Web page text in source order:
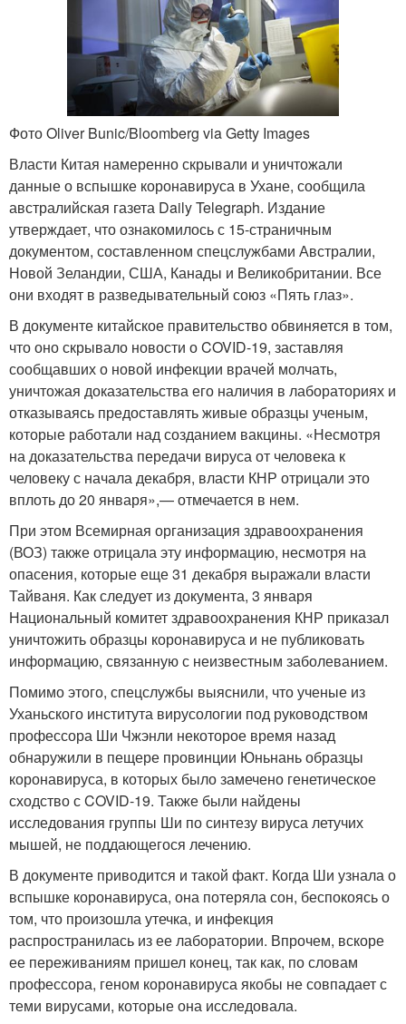
Фото Oliver Bunic/Bloomberg via Getty Images
Власти Китая намеренно скрывали и уничтожали
данные о вспышке коронавируса в Ухане, сообщила
австралийская газета Daily Telegraph. Издание
утверждает, что ознакомилось с 15-страничным
документом, составленном спецслужбами Австралии,
Новой Зеландии, США, Канады и Великобритании. Все
они входят в разведывательный союз «Пять глаз».
В документе китайское правительство обвиняется в том,
что оно скрывало новости о COVID-19, заставляя
сообщавших о новой инфекции врачей молчать,
уничтожая доказательства его наличия в лабораториях и
отказываясь предоставлять живые образцы ученым,
которые работали над созданием вакцины. «Несмотря
на доказательства передачи вируса от человека к
человеку с начала декабря, власти КНР отрицали это
вплоть до 20 января»,— отмечается в нем.
При этом Всемирная организация здравоохранения
(ВОЗ) также отрицала эту информацию, несмотря на
опасения, которые еще 31 декабря выражали власти
Тайваня. Как следует из документа, 3 января
Национальный комитет здравоохранения КНР приказал
уничтожить образцы коронавируса и не публиковать
информацию, связанную с неизвестным заболеванием.
Помимо этого, спецслужбы выяснили, что ученые из
Уханьского института вирусологии под руководством
профессора Ши Чжэнли некоторое время назад
обнаружили в пещере провинции Юньнань образцы
коронавируса, в которых было замечено генетическое
сходство с COVID-19. Также были найдены
исследования группы Ши по синтезу вируса летучих
мышей, не поддающегося лечению.
В документе приводится и такой факт. Когда Ши узнала о
вспышке коронавируса, она потеряла сон, беспокоясь о
том, что произошла утечка, и инфекция
распространилась из ее лаборатории. Впрочем, вскоре
ее переживаниям пришел конец, так как, по словам
профессора, геном коронавируса якобы не совпадает с
теми вирусами, которые она исследовала.